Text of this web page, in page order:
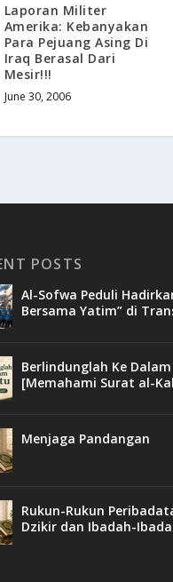
Laporan Militer
Amerika: Kebanyakan
Para Pejuang Asing Di
Iraq Berasal Dari
Mesir!!!
June 30, 2006
POSTS
Al-Sofwa Peduli
Bersama Yatim” di
Berlindunglah Ke
[Memahami Surat al-
Menjaga Pandangan
Rukun-Rukun
Dzikir dan Ibadah-